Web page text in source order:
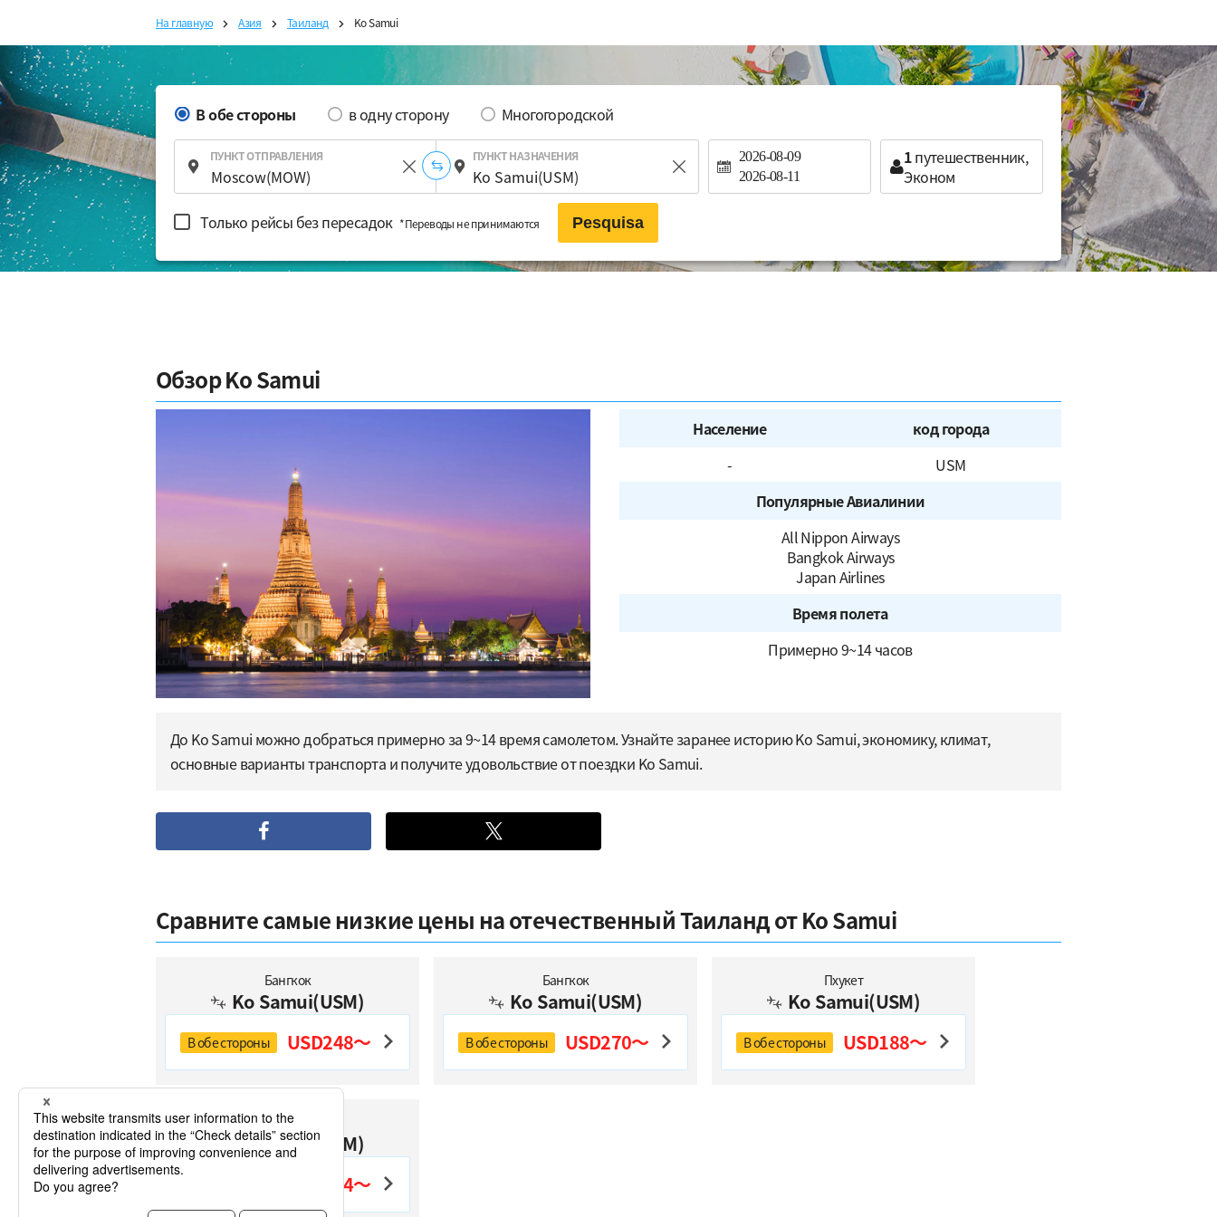
На главную Азия Таиланд Ko Samui
В обе стороны в одну сторону Многогородской
ПУНКТ ОТПРАВЛЕНИЯ ПУНКТ НАЗНАЧЕНИЯ 2026-08-09
2026-08-11
1путешественник,
Эконом
Только рейсы без пересадок *Переводы не принимаются Pesquisa
Обзор Ko Samui
Население
код города
-
USM
Популярные Авиалинии
All Nippon Airways
Bangkok Airways
Japan Airlines
Время полета
Примерно 9~14 часов
До Ko Samui можно добраться примерно за 9~14 время самолетом. Узнайте заранее историю Ko Samui, экономику, климат,
основные варианты транспорта и получите удовольствие от поездки Ko Samui.
Сравните самые низкие цены на отечественный Таиланд от Ko Samui
Бангкок
Ko Samui(USM)
В обе стороны USD248～
Бангкок
Ko Samui(USM)
В обе стороны USD270～
Пхукет
Ko Samui(USM)
В обе стороны USD188～
Чиангмай
Ko Samui(USM)
USD464～